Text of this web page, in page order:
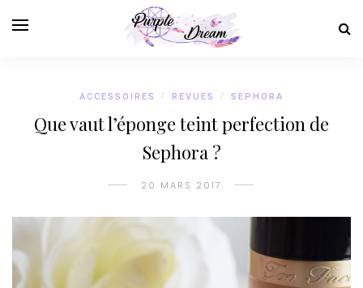
ACCESSOIRES / REVUES / SEPHORA
Que vaut l’éponge teint perfection de
Sephora ?
20 MARS 2017